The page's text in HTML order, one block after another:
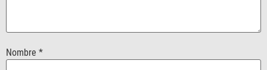
Nombre *